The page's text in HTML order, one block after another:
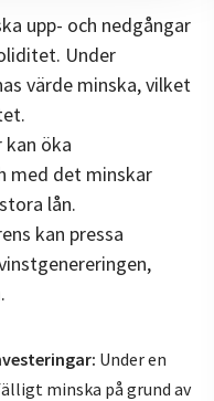
upp- och nedgångar
Under
värde minska, vilket
kan öka
med det minskar
lån.
kan pressa
Under en
minska på grund av